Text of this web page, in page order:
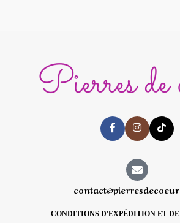
CONDITIONS D'EXPÉDITION ET